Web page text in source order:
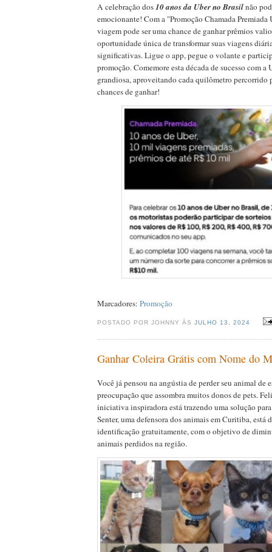
A celebração dos10 anos da Uber no Brasilnão
emocionante! Com a "Promoção Chamada
viagem pode ser uma chance de ganhar prêmios
oportunidade única de transformar suas viagens
significativas. Ligue o app, pegue o volante e
promoção. Comemore esta década de sucesso com a
grandiosa, aproveitando cada quilômetro percorrido
chances de ganhar!
Marcadores: Promoção
POSTADO POR JOHNNY ÀSJULHO 13, 2024
Ganhar Coleira Grátis com Nome do
Você já pensou na angústia de perder seu animal de
preocupação que assombra muitos donos de pets.
iniciativa inspiradora está trazendo uma solução
Senter, uma defensora dos animais em Curitiba,
identificação gratuitamente, com o objetivo de
animais perdidos na região.